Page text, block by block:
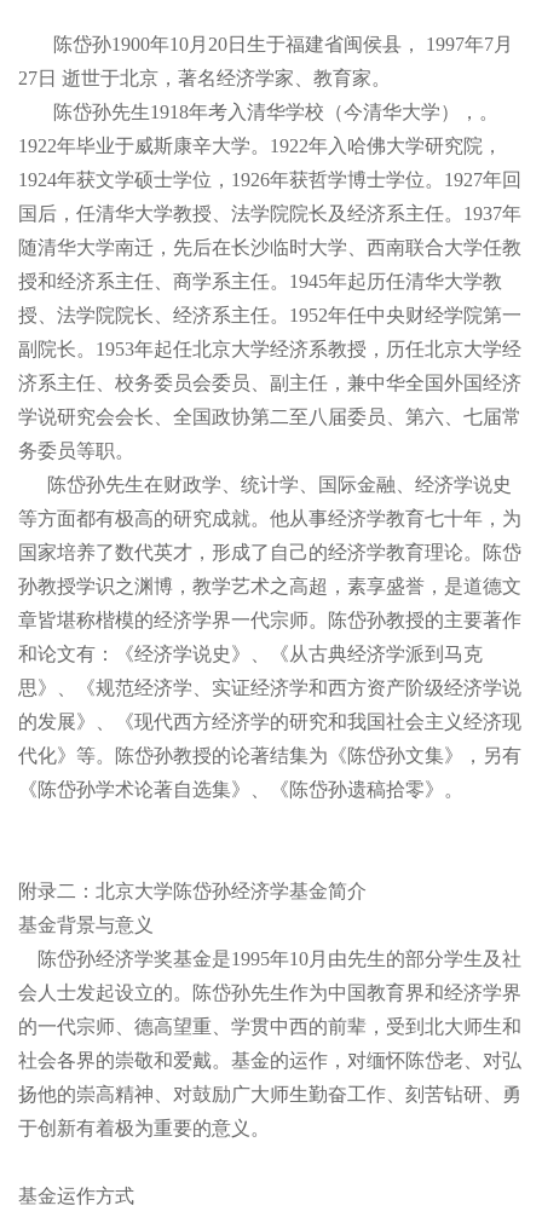
陈岱孙1900年10月 20日生于福建省闽侯县， 1997年7月
27日 逝世于北京，著名经济学家、教育家。
陈岱孙先生1918年考入清华学校（今清华大学），。
1922年毕业于威斯康辛大学。 1922年入哈佛大学研究院，
1924年获文学硕士学位， 1926年获哲学博士学位。 1927年回
国后，任清华大学教授、法学院院长及经济系主任。 1937年
随清华大学南迁，先后在长沙临时大学、西南联合大学任教
授和经济系主任、商学系主任。 1945年起历任清华大学教
授、法学院院长、经济系主任。 1952年任中央财经学院第一
副院长。 1953年起任北京大学经济系教授，历任北京大学经
济系主任、校务委员会委员、副主任，兼中华全国外国经济
学说研究会会长、全国政协第二至八届委员、第六、七届常
务委员等职。
陈岱孙先生在财政学、统计学、国际金融、经济学说史
等方面都有极高的研究成就。他从事经济学教育七十年，为
国家培养了数代英才，形成了自己的经济学教育理论。陈岱
孙教授学识之渊博，教学艺术之高超，素享盛誉，是道德文
章皆堪称楷模的经济学界一代宗师。陈岱孙教授的主要著作
和论文有：《经济学说史》、《从古典经济学派到马克
思》、《规范经济学、实证经济学和西方资产阶级经济学说
的发展》、《现代西方经济学的研究和我国社会主义经济现
代化》等。陈岱孙教授的论著结集为《陈岱孙文集》，另有
《陈岱孙学术论著自选集》、《陈岱孙遗稿拾零》。
附录二：北京大学陈岱孙经济学基金简介
基金背景与意义
陈岱孙经济学奖基金是1995年10月由先生的部分学生及社
会人士发起设立的。陈岱孙先生作为中国教育界和经济学界
的一代宗师、德高望重、学贯中西的前辈，受到北大师生和
社会各界的崇敬和爱戴。基金的运作，对缅怀陈岱老、对弘
扬他的崇高精神、对鼓励广大师生勤奋工作、刻苦钻研、勇
于创新有着极为重要的意义。
基金运作方式